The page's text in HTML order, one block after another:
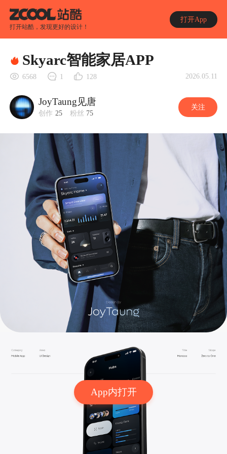
打开站酷，发现更好的设计！
打开App
App内打开
Skyarc智能家居APP
6568 1 128 2026.05.11
JoyTaung见唐
创作 25 粉丝 75
关注